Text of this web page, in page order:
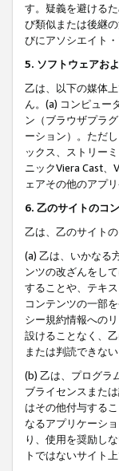
す。疑義を避ける
び類似または後継
びにアソシエイト
5. ソフトウェアお
乙は、以下の媒体
ん。(a) コンピュー
ン（ブラウザプラ
ーション）。ただ
ックス、ストリー
ニックViera Cast
ェアその他のアプリ
6. 乙のサイトのコ
乙は、乙のサイト
(a) 乙は、いかなる
ンツの改ざんをし
することや、テキ
コンテンツの一部
シー規約情報への
設けることなく、
または判読できな
(b) 乙は、プログラ
ブライセンスまた
はその他付与する
なるアプリケーシ
り、使用を奨励し
トではないサイト